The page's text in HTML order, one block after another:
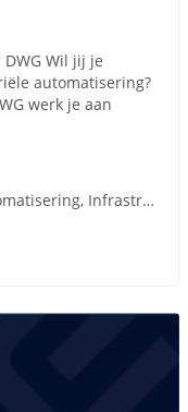
Wil jij je
automatisering?
werk je aan
Elektrotechniek, Industriële Automatisering, Infrastructuur